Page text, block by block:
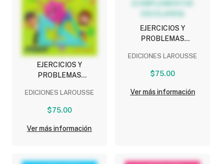
EJERCICIOS Y
PROBLEMAS
PRIMARIA
(COMPLEMENTOS
EDICIONES LAROUSSE
$75.00
Ver más información
EJERCICIOS Y
PROBLEMAS
PRIMARIA
(COMPLEMENTOS
EDICIONES LAROUSSE
$75.00
Ver más información